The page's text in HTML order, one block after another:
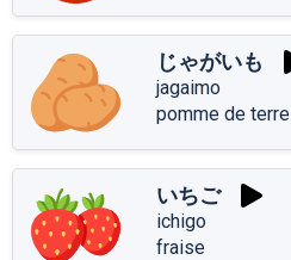
じゃがいも
jagaimo
pomme de terre
いちご
ichigo
fraise